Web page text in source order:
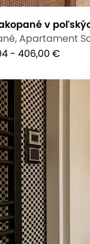
v
Apartament
- 406,00 €